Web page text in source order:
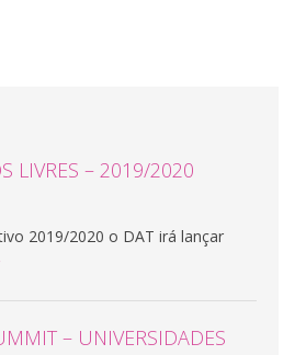
LIVRES – 2019/2020
2019/2020 o DAT irá lançar
– UNIVERSIDADES